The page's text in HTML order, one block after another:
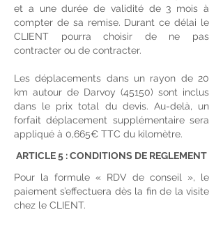
et a une durée de validité de 3 mois à
compter de sa remise. Durant ce délai le
CLIENT pourra choisir de ne pas
contracter ou de contracter.
Les déplacements dans un rayon de 20
km autour de Darvoy (45150) sont inclus
dans le prix total du devis. Au-delà, un
forfait déplacement supplémentaire sera
appliqué à 0,665€ TTC du kilomètre.
ARTICLE 5 : CONDITIONS DE REGLEMENT
Pour la formule « RDV de conseil », le
paiement s’effectuera dès la fin de la visite
chez le CLIENT.